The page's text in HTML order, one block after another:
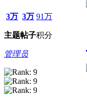
3万
主题
3万
帖子
91万
积分
管理员